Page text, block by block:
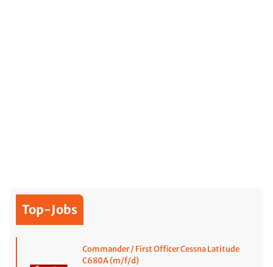
Top-Jobs
Commander / First Officer Cessna Latitude
C680A (m/f/d)